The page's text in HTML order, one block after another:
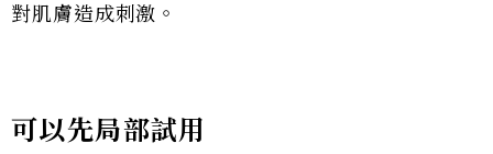
對肌膚造成刺激。
可以先局部試用